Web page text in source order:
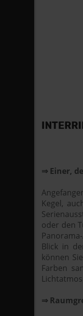
⇒ Einer,
Kegel,
oder den
Blick in
können
Farben
⇒